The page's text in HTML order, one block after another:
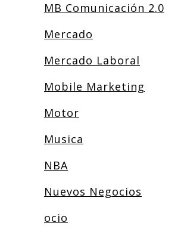
MB Comunicación 2.0
Mercado
Mercado Laboral
Mobile Marketing
Motor
Musica
NBA
Nuevos Negocios
ocio